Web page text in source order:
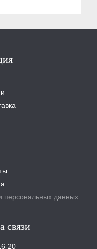
персональных данных
связи
20